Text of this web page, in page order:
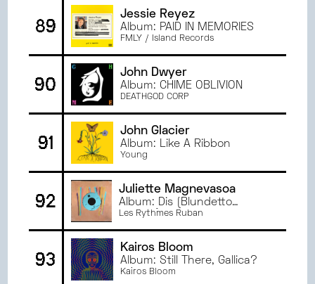
89
Jessie Reyez
Album: PAID IN MEMORIES
FMLY / Island Records
90
John Dwyer
Album: CHIME OBLIVION
DEATHGOD CORP
91
John Glacier
Album: Like A Ribbon
Young
92
Juliette Magnevasoa
Album: Dis (Blundetto
version)
Les Rythmes Ruban
93
Kairos Bloom
Album: Still There, Gallica?
Kairos Bloom